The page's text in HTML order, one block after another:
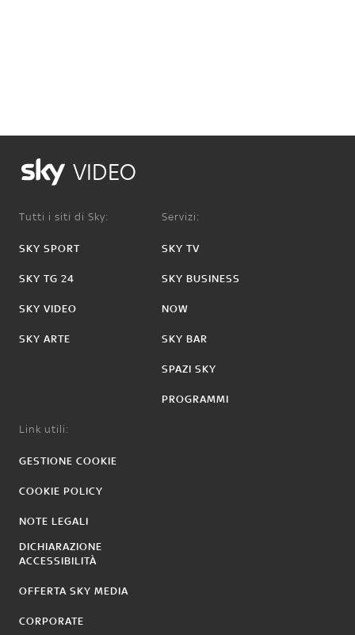
VIDEO
Tutti i siti di Sky:
SKY SPORT
SKY TG 24
SKY VIDEO
SKY ARTE
Servizi:
SKY TV
SKY BUSINESS
NOW
SKY BAR
SPAZI SKY
PROGRAMMI
Link utili:
GESTIONE COOKIE
COOKIE POLICY
NOTE LEGALI
DICHIARAZIONE
ACCESSIBILITÀ
OFFERTA SKY MEDIA
CORPORATE